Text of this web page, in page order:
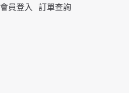
會員登入
訂單查詢